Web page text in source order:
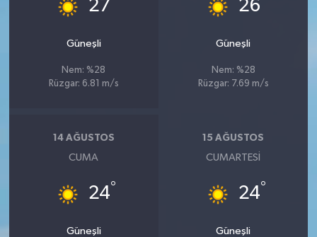
27
Güneşli
Nem: %28
Rüzgar: 6.81 m/s
26
Güneşli
Nem: %28
Rüzgar: 7.69 m/s
14 AĞUSTOS
CUMA
24°
Güneşli
15 AĞUSTOS
CUMARTESI
24°
Güneşli